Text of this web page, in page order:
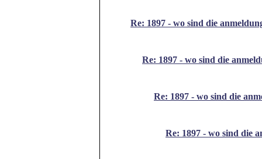
Re: 1897 - wo sind die
Re: 1897 - wo sind die
Re: 1897 - wo sind die
Re: 1897 - wo sind die